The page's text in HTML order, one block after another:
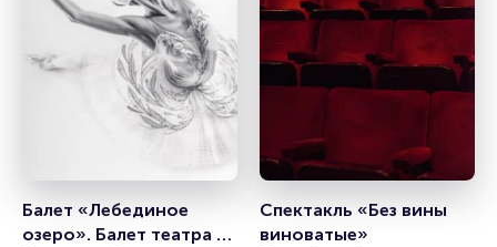
Балет «Лебединое
озеро». Балет театра
Спектакль «Без вины
виноватые»